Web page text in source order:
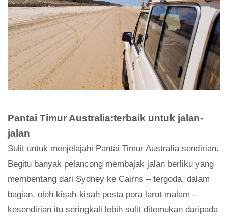
Pantai Timur Australia:terbaik untuk jalan-
jalan
Sulit untuk menjelajahi Pantai Timur Australia sendirian.
Begitu banyak pelancong membajak jalan berliku yang
membentang dari Sydney ke Cairns – tergoda, dalam
bagian, oleh kisah-kisah pesta pora larut malam -
kesendirian itu seringkali lebih sulit ditemukan daripada